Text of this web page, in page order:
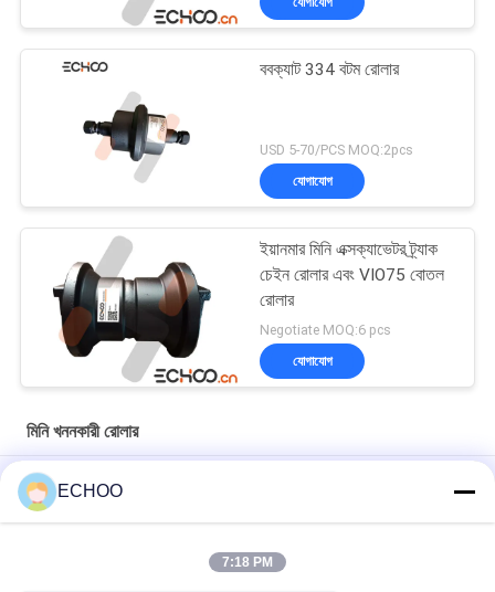
ববক্যাট 334 বটম রোলার
USD 5-70/PCS MOQ:2pcs
যোগাযোগ
ইয়ানমার মিনি এক্সক্যাভেটর ট্র্যাক
চেইন রোলার এবং VIO75 বোতল
রোলার
Negotiate MOQ:6 pcs
যোগাযোগ
মিনি খননকারী রোলার
Kubota U50-3 / U55-4 / U45-3 মিনি খননকারী ট্র্যাক রোলার Bottom রোলার
9106672 ট্র্যাক রোলার 9106672 মিনি খননকারী আন্ডারওয়্যার অংশ নীচে রোলার
TB020 ট্র্যাক রোলার টেকুচি পার্টস মিনি ডিগার আন্ডার ক্যারিজ পার্টস নীচে রোলার টেকুচি
ECHOO
7:18 PM